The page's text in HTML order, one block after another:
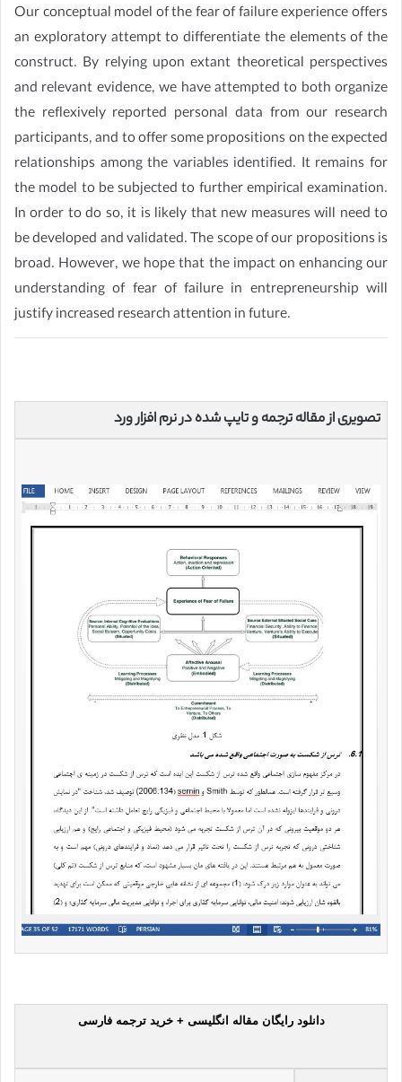
Our conceptual model of the fear of failure experience offers
an exploratory attempt to differentiate the elements of the
construct. By relying upon extant theoretical perspectives
and relevant evidence, we have attempted to both organize
the reflexively reported personal data from our research
participants, and to offer some propositions on the expected
relationships among the variables identified. It remains for
the model to be subjected to further empirical examination.
In order to do so, it is likely that new measures will need to
be developed and validated. The scope of our propositions is
broad. However, we hope that the impact on enhancing our
understanding of fear of failure in entrepreneurship will
justify increased research attention in future.
تصویری از مقاله ترجمه و تایپ شده در نرم افزار ورد
دانلود رایگان مقاله انگلیسی + خرید ترجمه فارسی